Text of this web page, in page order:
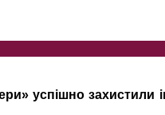
успішно